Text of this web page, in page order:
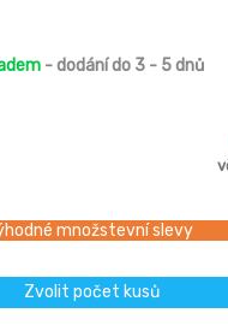
- dodání do 3 - 5 dnů
množstevní slevy
Zvolit počet kusů